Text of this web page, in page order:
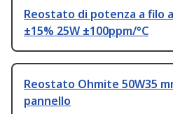
Reostato di potenza a filo
±15% 25W ±100ppm/°C
Reostato Ohmite 50W35
pannello